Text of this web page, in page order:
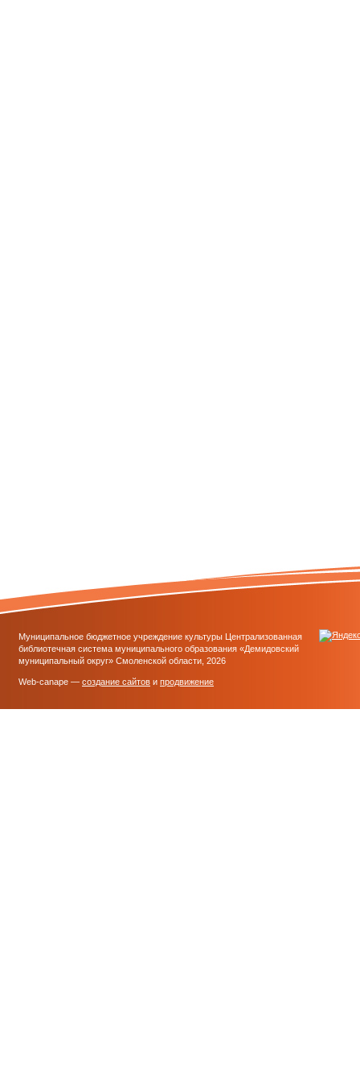
Муниципальное бюджетное учреждение культуры Централизованная
библиотечная система муниципального образования «Демидовский
муниципальный округ» Смоленской области, 2026
Web-canape — создание сайтов и продвижение